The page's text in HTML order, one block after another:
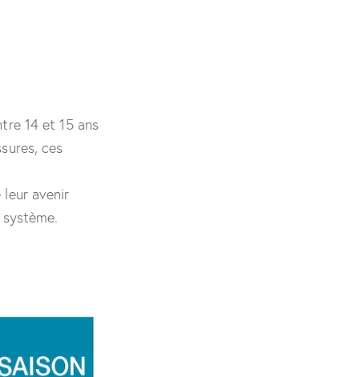
14 et 15 ans
ces
avenir